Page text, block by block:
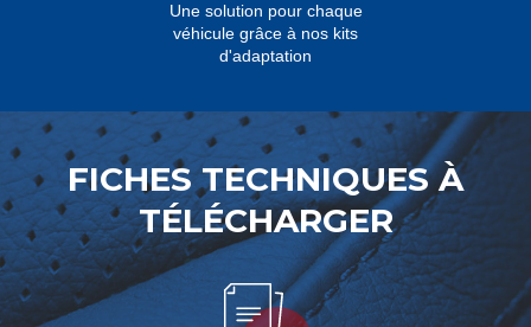
Une solution pour chaque
véhicule grâce à nos kits
d'adaptation
FICHES TECHNIQUES À
TÉLÉCHARGER